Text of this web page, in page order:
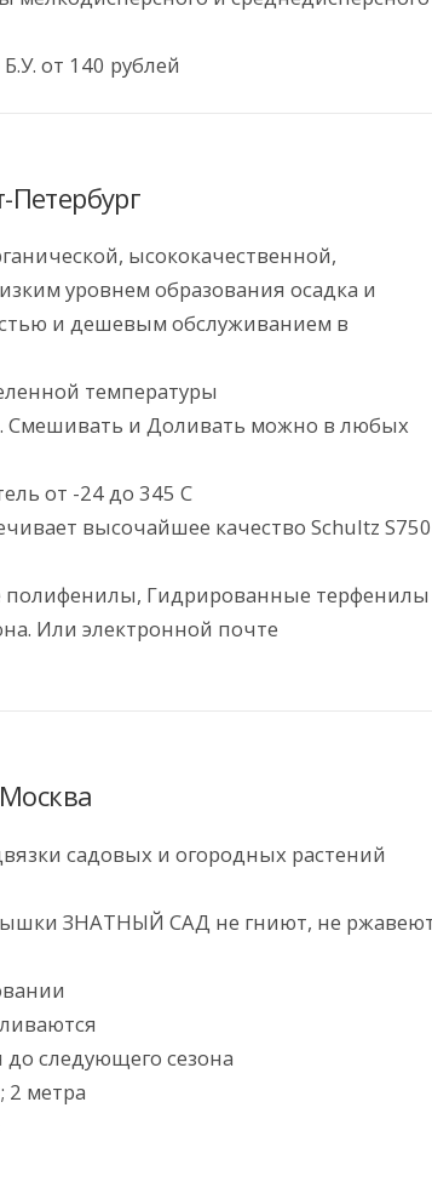
от 140 рублей
Петербург
ысококачественной,
уровнем образования осадка и
и дешевым обслуживанием в
температуры
Смешивать и Доливать можно в любых
от -24 до 345 С
высочайшее качество Schultz S750
Гидрированные терфенилы
Или электронной почте
садовых и огородных растений
ЗНАТНЫЙ САД не гниют, не
следующего сезона
2 метра